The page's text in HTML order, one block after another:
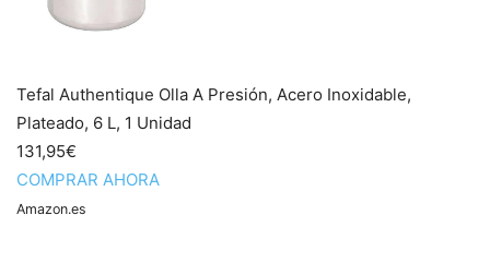
Tefal Authentique Olla A Presión, Acero Inoxidable,
Plateado, 6 L, 1 Unidad
131,95€
COMPRAR AHORA
Amazon.es